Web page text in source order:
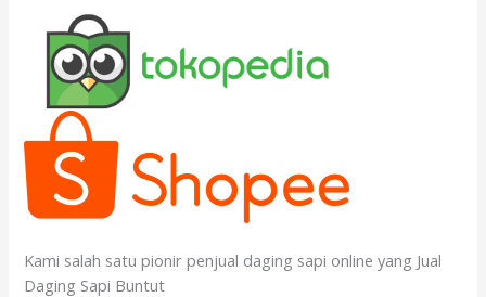
Kami salah satu pionir penjual daging sapi online yang Jual
Daging Sapi Buntut